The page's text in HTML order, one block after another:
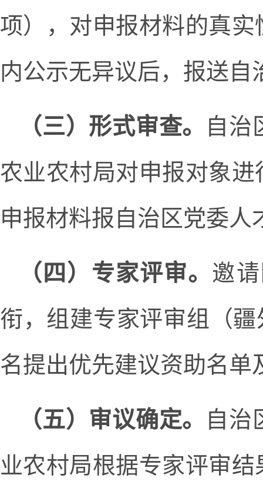
项），对申报材料的真
内公示无异议后，报送自
（三）形式审查。
自治
农业农村局对申报对象
申报材料报自治区党委
（四）专家评审。 邀
衔，组建专家评审组（
名提出优先建议资助名单
（五）审议确定。
自治
业农村局根据专家评审